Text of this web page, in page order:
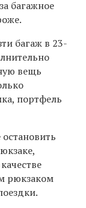
багажное
багаж в 23-
вещь
портфель
рюкзаком